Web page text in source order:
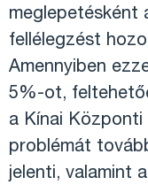
meglepetésként
fellélegzést
Amennyiben
5%-ot,
a Kínai Központi
problémát
jelenti, valamint